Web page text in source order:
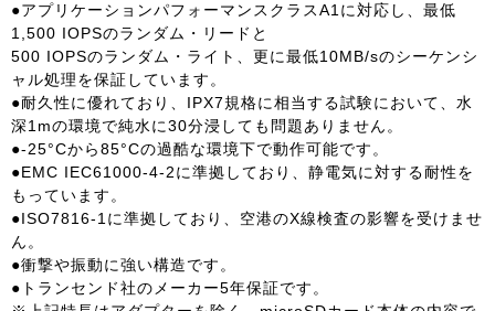
●アプリケーションパフォーマンスクラスA1に対応し、最低
1,500 IOPSのランダム・リードと
500 IOPSのランダム・ライト、更に最低10MB/sのシーケンシ
ャル処理を保証しています。
●耐久性に優れており、IPX7規格に相当する試験において、水
深1mの環境で純水に30分浸しても問題ありません。
●-25°Cから85°Cの過酷な環境下で動作可能です。
●EMC IEC61000-4-2に準拠しており、静電気に対する耐性を
もっています。
●ISO7816-1に準拠しており、空港のX線検査の影響を受けませ
ん。
●衝撃や振動に強い構造です。
●トランセンド社のメーカー5年保証です。